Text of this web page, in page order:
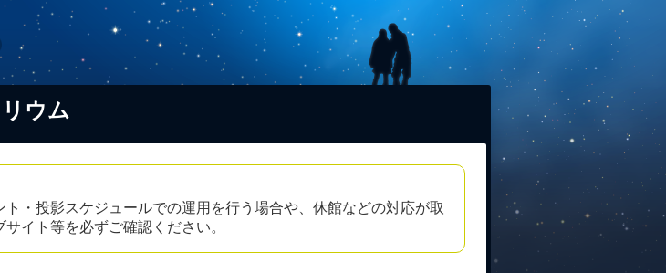
ウム
・投影スケジュールでの運用を行う場合や、休館などの対応が取
イト等を必ずご確認ください。